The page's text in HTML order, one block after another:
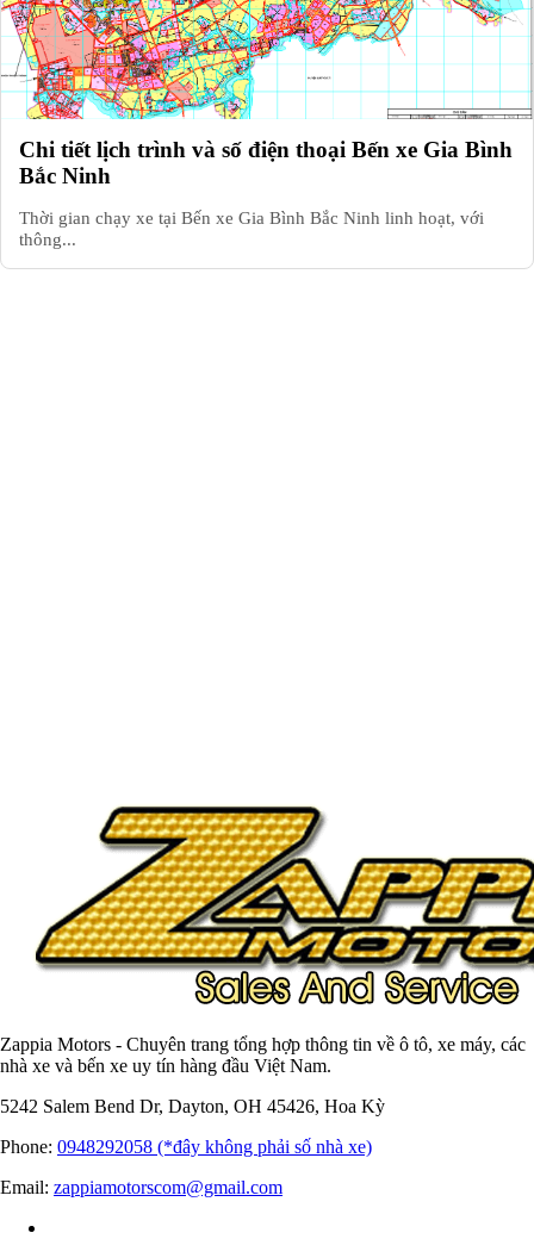
Chi tiết lịch trình và số điện thoại Bến xe Gia Bình
Bắc Ninh
Thời gian chạy xe tại Bến xe Gia Bình Bắc Ninh linh hoạt, với
thông...
Zappia Motors - Chuyên trang tổng hợp thông tin về ô tô, xe máy, các
nhà xe và bến xe uy tín hàng đầu Việt Nam.
5242 Salem Bend Dr, Dayton, OH 45426, Hoa Kỳ
Phone: 0948292058 (*đây không phải số nhà xe)
Email: zappiamotorscom@gmail.com